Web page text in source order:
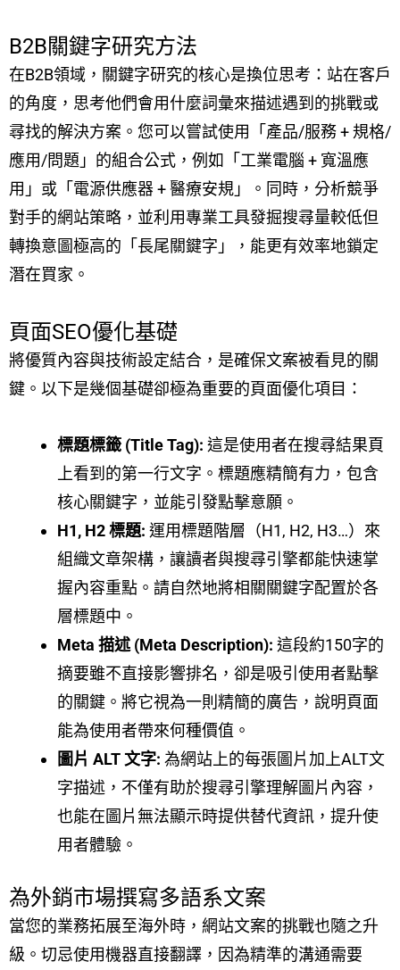
B2B關鍵字研究方法
在B2B領域，關鍵字研究的核心是換位思考：站在客戶
的角度，思考他們會用什麼詞彙來描述遇到的挑戰或
尋找的解決方案。您可以嘗試使用「產品/服務 + 規格/
應用/問題」的組合公式，例如「工業電腦 + 寬溫應
用」或「電源供應器 + 醫療安規」。同時，分析競爭
對手的網站策略，並利用專業工具發掘搜尋量較低但
轉換意圖極高的「長尾關鍵字」，能更有效率地鎖定
潛在買家。
頁面SEO優化基礎
將優質內容與技術設定結合，是確保文案被看見的關
鍵。以下是幾個基礎卻極為重要的頁面優化項目：
標題標籤 (Title Tag): 這是使用者在搜尋結果頁
上看到的第一行文字。標題應精簡有力，包含
核心關鍵字，並能引發點擊意願。
H1, H2 標題: 運用標題階層（H1, H2, H3…）來
組織文章架構，讓讀者與搜尋引擎都能快速掌
握內容重點。請自然地將相關關鍵字配置於各
層標題中。
Meta 描述 (Meta Description): 這段約150字的
摘要雖不直接影響排名，卻是吸引使用者點擊
的關鍵。將它視為一則精簡的廣告，說明頁面
能為使用者帶來何種價值。
圖片 ALT 文字: 為網站上的每張圖片加上ALT文
字描述，不僅有助於搜尋引擎理解圖片內容，
也能在圖片無法顯示時提供替代資訊，提升使
用者體驗。
為外銷市場撰寫多語系文案
當您的業務拓展至海外時，網站文案的挑戰也隨之升
級。切忌使用機器直接翻譯，因為精準的溝通需要